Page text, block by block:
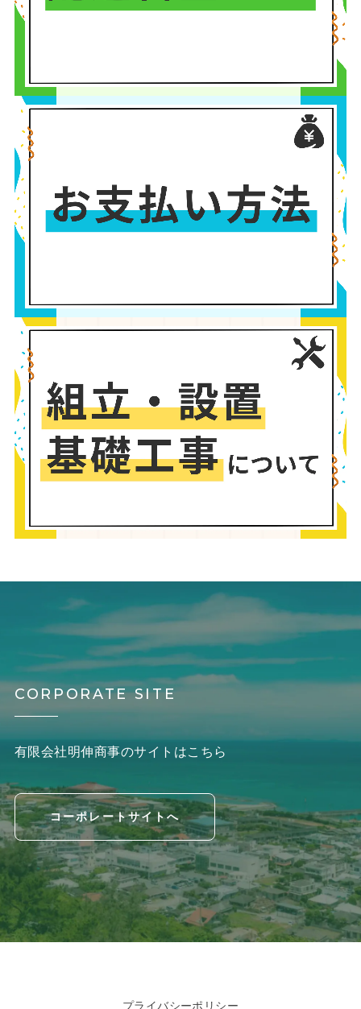
CORPORATE SITE
有限会社明伸商事のサイトはこちら
コーポレートサイトへ
プライバシーポリシー